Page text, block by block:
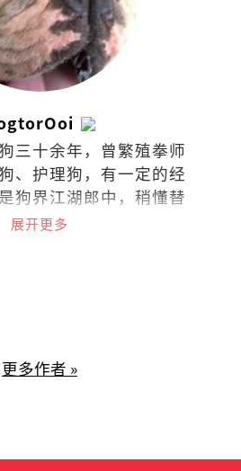
三十余年，曾繁殖拳师
、护理狗，有一定的经
狗界江湖郎中，稍懂替
病可给参考意见，大病
展开更多
更多作者 »